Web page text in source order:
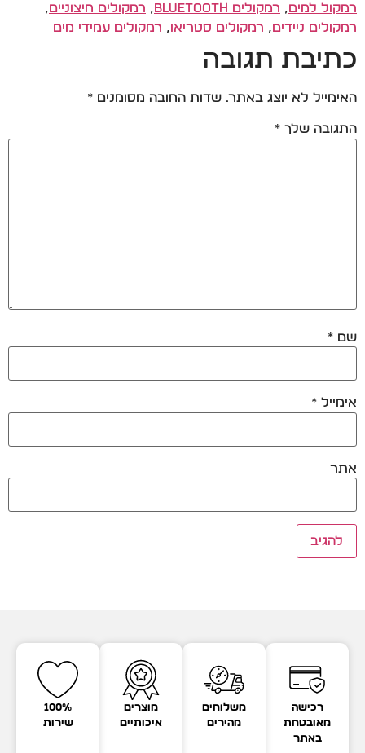
רמקול למים, רמקולים Bluetooth , רמקולים חיצוניים,
רמקולים ניידים, רמקולים סטריאו, רמקולים עמידי מים
כתיבת תגובה
האימייל לא יוצג באתר. שדות החובה מסומנים *
התגובה שלך *
שם *
אימייל *
אתר
רכישה
מאובטחת
באתר
משלוחים
מהירים
מוצרים
איכותיים
100%
שירות